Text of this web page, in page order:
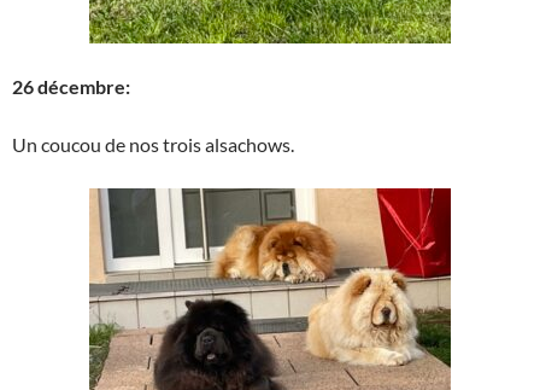
26 décembre:
Un coucou de nos trois alsachows.